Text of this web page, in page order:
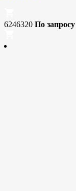
6246320 По запросу